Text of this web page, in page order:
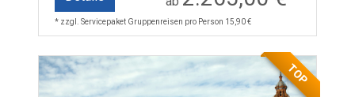
* zzgl. Servicepaket Gruppenreisen pro Person 15,90 €
TOP